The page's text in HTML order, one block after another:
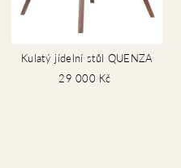
Kulatý jídelní stůl QUENZA
29 000 Kč